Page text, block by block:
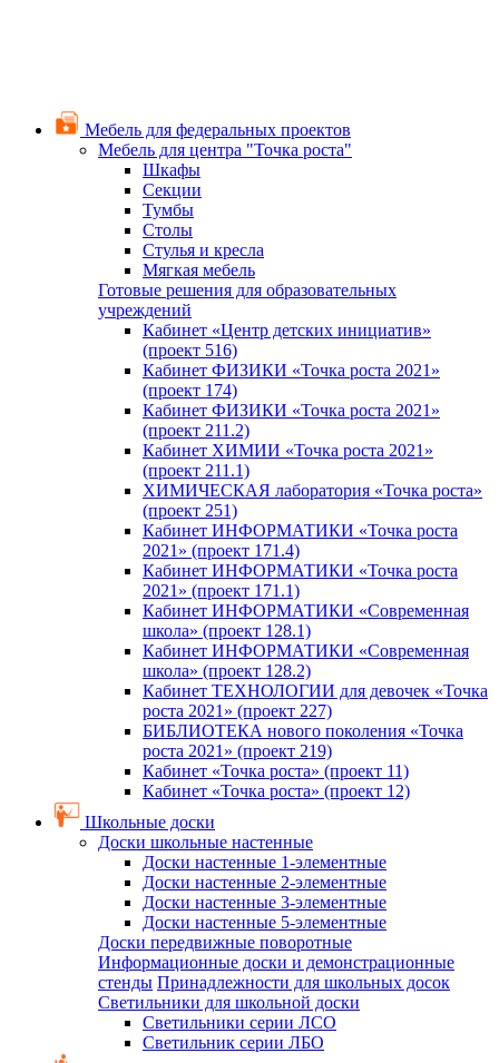
Мебель для федеральных проектов
Мебель для центра "Точка роста"
Шкафы
Секции
Тумбы
Столы
Стулья и кресла
Мягкая мебель
Готовые решения для образовательных
учреждений
Кабинет «Центр детских инициатив»
(проект 516)
Кабинет ФИЗИКИ «Точка роста 2021»
(проект 174)
Кабинет ФИЗИКИ «Точка роста 2021»
(проект 211.2)
Кабинет ХИМИИ «Точка роста 2021»
(проект 211.1)
ХИМИЧЕСКАЯ лаборатория «Точка роста»
(проект 251)
Кабинет ИНФОРМАТИКИ «Точка роста
2021» (проект 171.4)
Кабинет ИНФОРМАТИКИ «Точка роста
2021» (проект 171.1)
Кабинет ИНФОРМАТИКИ «Современная
школа» (проект 128.1)
Кабинет ИНФОРМАТИКИ «Современная
школа» (проект 128.2)
Кабинет ТЕХНОЛОГИИ для девочек «Точка
роста 2021» (проект 227)
БИБЛИОТЕКА нового поколения «Точка
роста 2021» (проект 219)
Кабинет «Точка роста» (проект 11)
Кабинет «Точка роста» (проект 12)
Школьные доски
Доски школьные настенные
Доски настенные 1-элементные
Доски настенные 2-элементные
Доски настенные 3-элементные
Доски настенные 5-элементные
Доски передвижные поворотные
Информационные доски и демонстрационные
стенды Принадлежности для школьных досок
Светильники для школьной доски
Светильники серии ЛСО
Светильник серии ЛБО